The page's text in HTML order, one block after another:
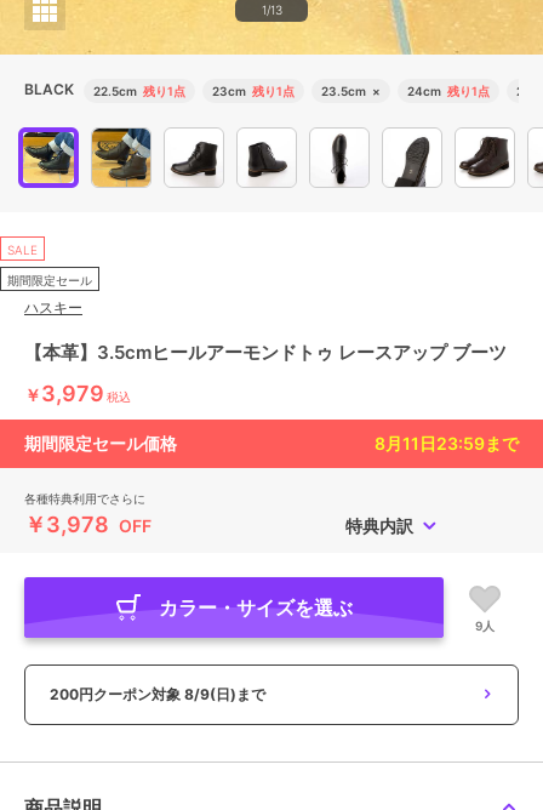
1/13
BLACK 22.5cm 残り1点 23cm 残り1点 23.5cm × 24cm 残り1点
SALE
期間限定セール
ハスキー
【本革】3.5cmヒールアーモンドトゥ レースアップ ブーツ
￥3,979 税込
期間限定セール価格 8月11日23:59まで
各種特典利用でさらに
￥3,978 OFF 特典内訳
カラー・サイズを選ぶ
9人
200円クーポン対象 8/9(日)まで